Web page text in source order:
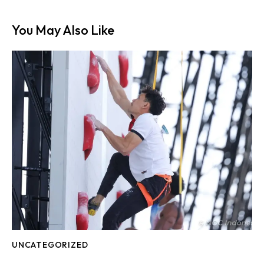
You May Also Like
UNCATEGORIZED